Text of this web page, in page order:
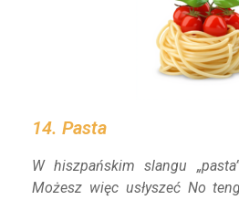
14. Pasta
W hiszpańskim slangu
Możesz więc usłyszeć No